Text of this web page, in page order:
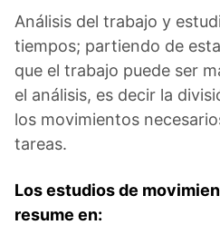
Análisis del trabajo y
tiempos; partiendo de
que el trabajo puede ser
el análisis, es decir la
los movimientos
tareas.
Los estudios de
resume en: